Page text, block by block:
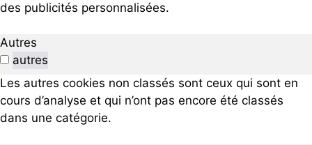
des publicités personnalisées.
Autres
autres
Les autres cookies non classés sont ceux qui sont en
cours d’analyse et qui n’ont pas encore été classés
dans une catégorie.